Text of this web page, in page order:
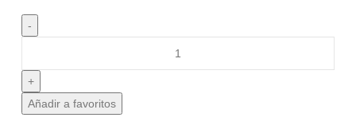
Añadir a favoritos